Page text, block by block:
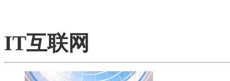
IT互联网